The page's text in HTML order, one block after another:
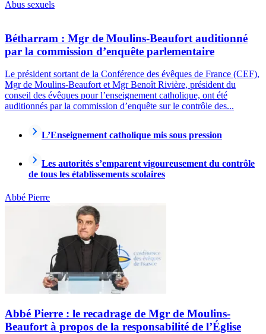
Abus sexuels
Bétharram : Mgr de Moulins-Beaufort auditionné
par la commission d’enquête parlementaire
Le président sortant de la Conférence des évêques de France (CEF),
Mgr de Moulins-Beaufort et Mgr Benoît Rivière, président du
conseil des évêques pour l’enseignement catholique, ont été
auditionnés par la commission d’enquête sur le contrôle des...
L’Enseignement catholique mis sous pression
Les autorités s’emparent vigoureusement du contrôle
de tous les établissements scolaires
Abbé Pierre
Abbé Pierre : le recadrage de Mgr de Moulins-
Beaufort à propos de la responsabilité de l’Église